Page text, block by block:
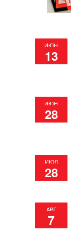
ИЮН
13
ИЮН
28
ИЮЛ
28
АВГ
7